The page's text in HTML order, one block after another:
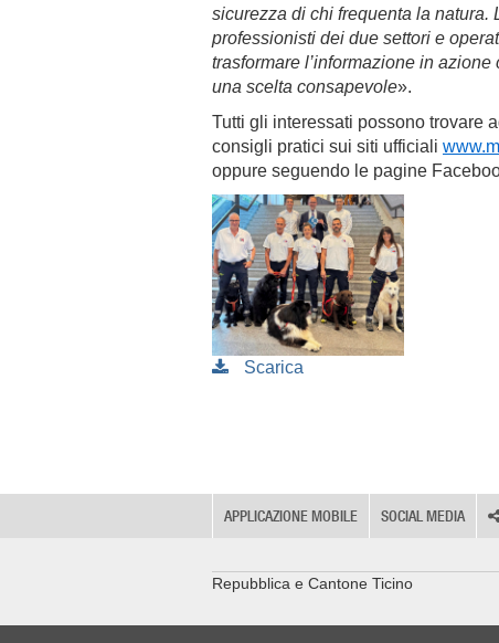
sicurezza di chi frequenta la natura.
professionisti dei due settori e
trasformare l’informazione in
una scelta consapevole».
Tutti gli interessati possono trovare
consigli pratici sui siti ufficiali
oppure seguendo le pagine
Scarica
APPLICAZIONE MOBILE SOCIAL MEDIA
Repubblica e Cantone Ticino